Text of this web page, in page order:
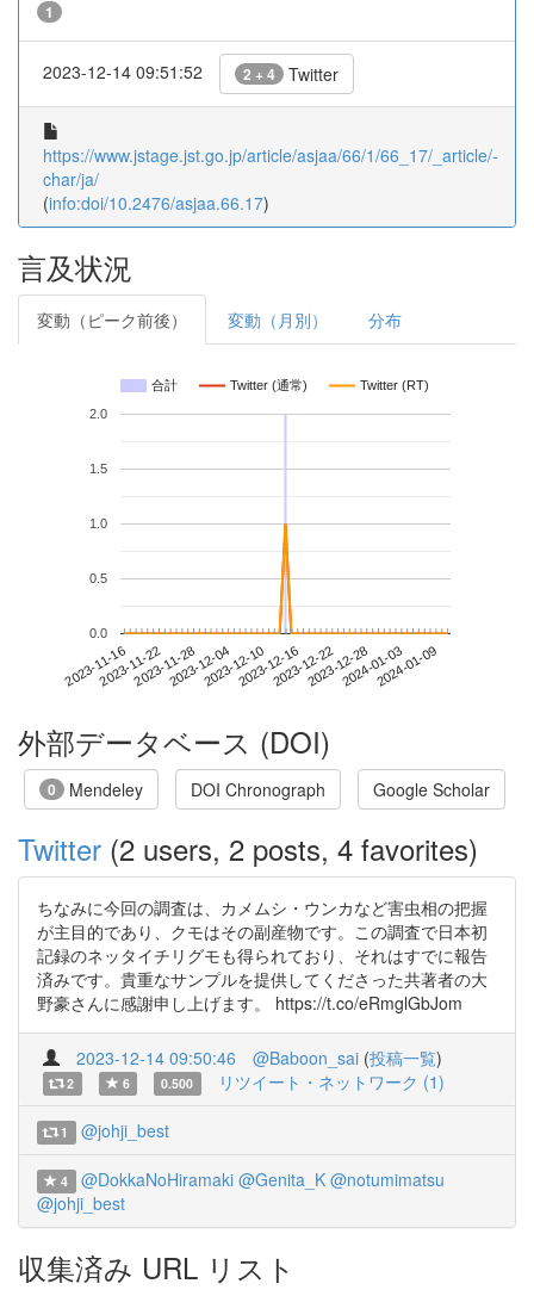
1
2023-12-14 09:51:52 2 + 4 Twitter
https://www.jstage.jst.go.jp/article/asjaa/66/1/66_17/_article/-
char/ja/
(info:doi/10.2476/asjaa.66.17)
言及状況
変動（ピーク前後） 変動（月別） 分布
合計 Twitter (通常) Twitter (RT)
2023-11-162023-11-222023-11-282023-12-042023-12-102023-12-162023-12-222023-12-282024-01-032024-01-09
0.0
0.5
1.0
1.5
2.0
外部データベース (DOI)
0 Mendeley DOI Chronograph Google Scholar
Twitter (2 users, 2 posts, 4 favorites)
ちなみに今回の調査は、カメムシ・ウンカなど害虫相の把握
が主目的であり、クモはその副産物です。この調査で日本初
記録のネッタイチリグモも得られており、それはすでに報告
済みです。貴重なサンプルを提供してくださった共著者の大
野豪さんに感謝申し上げます。 https://t.co/eRmglGbJom
2023-12-14 09:50:46 @Baboon_sai (投稿一覧)
2 6 0.500 リツイート・ネットワーク (1)
1 @johji_best
4 @DokkaNoHiramaki @Genita_K @notumimatsu
@johji_best
収集済み URL リスト